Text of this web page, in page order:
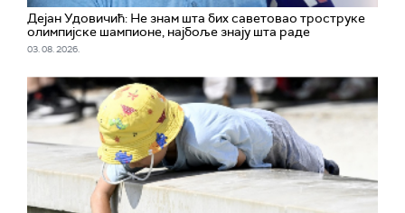
Дејан Удовичић: Не знам шта бих саветовао троструке
олимпијске шампионе, најбоље знају шта раде
03. 08. 2026.